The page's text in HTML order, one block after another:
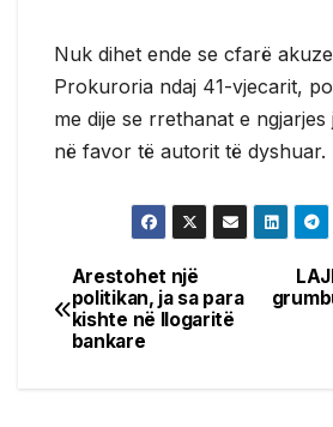
Nuk dihet ende se cfarë
Prokuroria ndaj 41-vjecarit,
me dije se rrethanat e ngjarjes
në favor të autorit të dyshuar.
Post
navigation
Arestohet një
politikan, ja sa para
kishte në llogaritë
bankare